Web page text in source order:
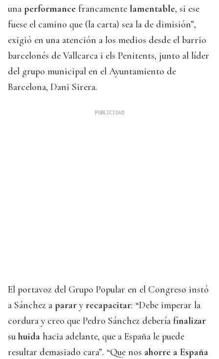
una performance francamente lamentable, si ese
fuese el camino que (la carta) sea la de dimisión”,
exigió en una atención a los medios desde el barrio
barcelonés de Vallcarca i els Penitents, junto al líder
del grupo municipal en el Ayuntamiento de
Barcelona, Dani Sirera.
El portavoz del Grupo Popular en el Congreso instó
a Sánchez a parar yrecapacitar: “Debe imperar la
cordura y creo que Pedro Sánchez debería finalizar
su huida hacia adelante, que a España le puede
resultar demasiado cara”. “Que nos ahorre a España